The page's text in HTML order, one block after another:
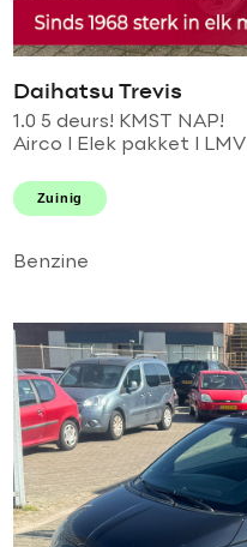
Daihatsu Trevis
1.0 5 deurs! KMST NAP!
Airco l Elek pakket l LMV l
TOPSTAAT l 2 SLEUTELS l
GOED ODNERHOUDEN!
Zuinig
Benzine